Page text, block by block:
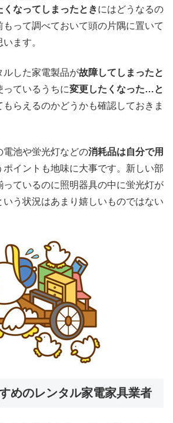
くなってしまったときにはどうなるの
って調べておいて頭の片隅に置いて
ます。
ルした家電製品が故障してしまったと
ているうちに変更したくなった…と
もらえるのかどうかも確認しておきま
電池や蛍光灯などの消耗品は自分で用
ポイントも地味に大事です。新しい部
っているのに照明器具の中に蛍光灯が
う状況はあまり嬉しいものではない
めのレンタル家電家具業者